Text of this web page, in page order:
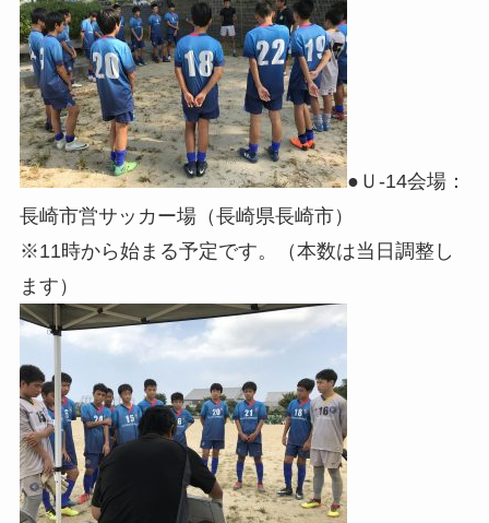
●Ｕ-14会場：
長崎市営サッカー場（長崎県長崎市）
※11時から始まる予定です。（本数は当日調整し
ます）